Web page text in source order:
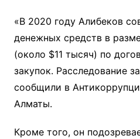
«В 2020 году Алибеков
денежных средств в
(около $11 тысяч) по
закупок. Расследование
сообщили в
Алматы.
Кроме того, он